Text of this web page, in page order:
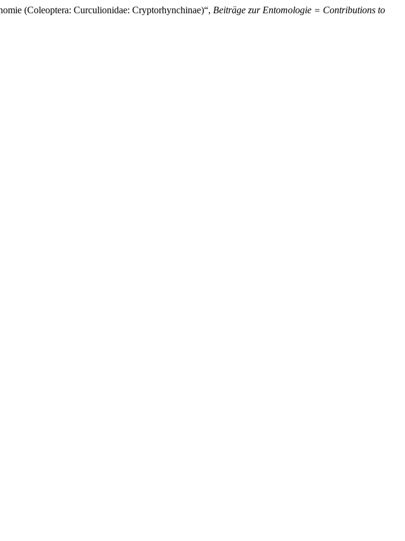
(Coleoptera: Curculionidae: Cryptorhynchinae)“, Beiträge zur Entomologie = Contributions to